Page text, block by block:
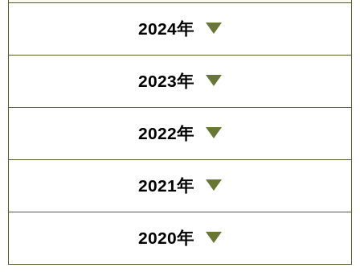
2024年
2023年
2022年
2021年
2020年